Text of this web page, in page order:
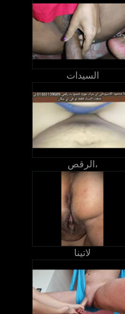
السيدات
الرقص،
لاتينا